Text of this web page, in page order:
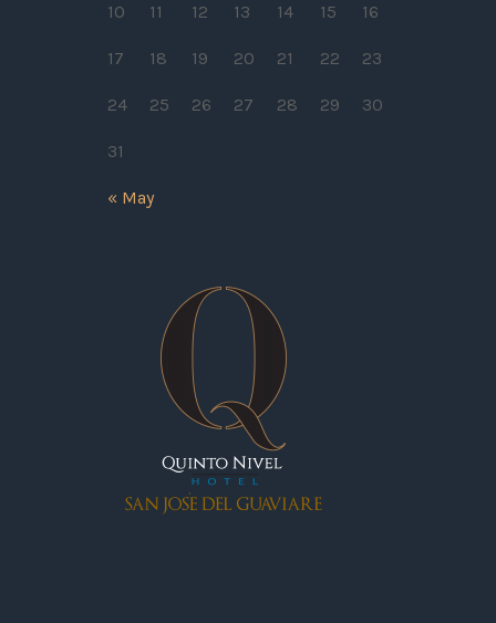
« May
10 11 12 13 14 15 16
17 18 19 20 21 22 23
24 25 26 27 28 29 30
31